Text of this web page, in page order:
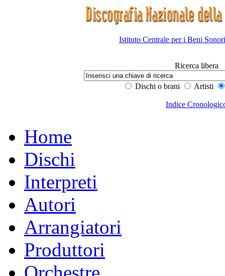
Istituto Centrale per i Beni
Ricerca libera
Dischi o brani Artisti
Indice
Home
Dischi
Interpreti
Autori
Arrangiatori
Produttori